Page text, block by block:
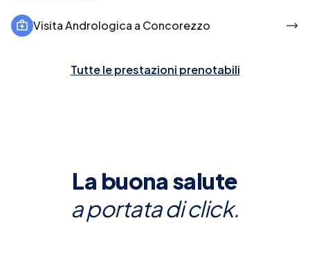
Visita Andrologica a Concorezzo
Tutte le prestazioni prenotabili
La buona salute
a portata di click.